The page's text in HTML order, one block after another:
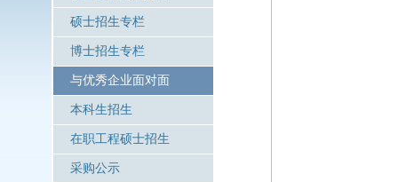
硕士招生专栏
博士招生专栏
与优秀企业面对面
本科生招生
在职工程硕士招生
采购公示